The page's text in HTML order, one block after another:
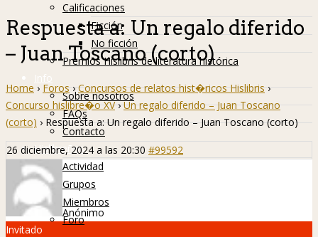
Calificaciones
Ficción
No ficción
Premios Hislibris de literatura histórica
Info
Sobre nosotros
FAQs
Contacto
Hislibreños
Actividad
Grupos
Miembros
Foro
Respuesta a: Un regalo diferido
– Juan Toscano (corto)
Home › Foros › Concursos de relatos hist�ricos Hislibris ›
Concurso hislibre�o XV › Un regalo diferido – Juan Toscano
(corto) › Respuesta a: Un regalo diferido – Juan Toscano (corto)
26 diciembre, 2024 a las 20:30 #99592
Anónimo
Invitado